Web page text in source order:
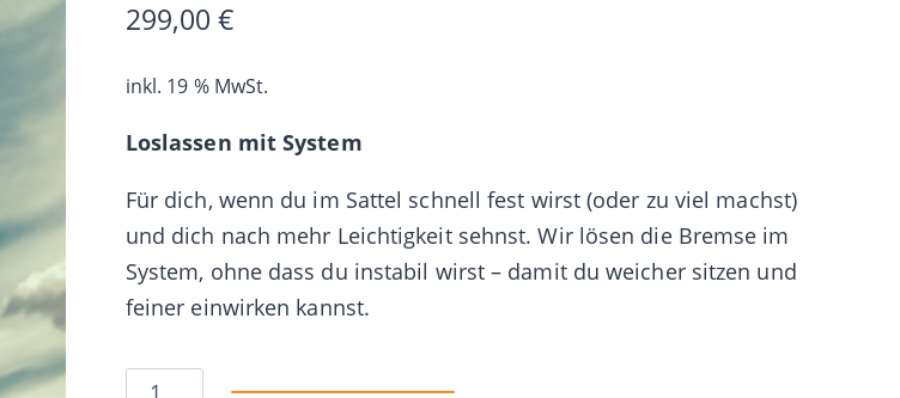
299,00€
inkl. 19 % MwSt.
Loslassen mit System
Für dich, wenn du im Sattel schnell fest wirst (oder zu viel machst)
und dich nach mehr Leichtigkeit sehnst. Wir lösen die Bremse im
System, ohne dass du instabil wirst – damit du weicher sitzen und
feiner einwirken kannst.
Loslassen